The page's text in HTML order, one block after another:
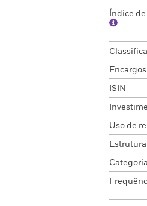
Índice
ISIN
Uso de